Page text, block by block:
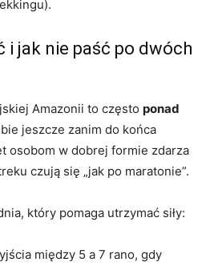
i jak nie paść po dwóch
Amazonii to często ponad
jeszcze zanim do końca
osobom w dobrej formie zdarza
czują się „jak po maratonie”.
który pomaga utrzymać siły:
między 5 a 7 rano, gdy